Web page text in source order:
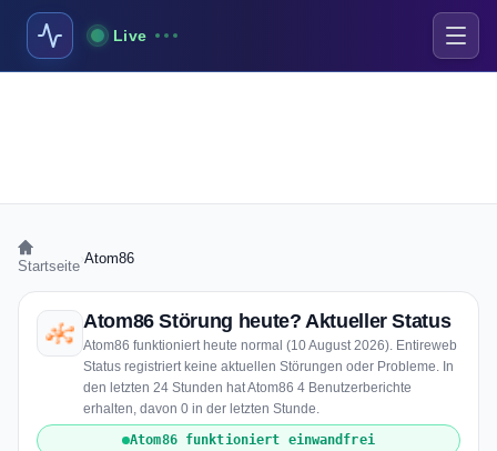
Live
Startseite Atom86
Atom86 Störung heute? Aktueller Status
Atom86 funktioniert heute normal (10 August 2026). Entireweb
Status registriert keine aktuellen Störungen oder Probleme. In
den letzten 24 Stunden hat Atom86 4 Benutzerberichte
erhalten, davon 0 in der letzten Stunde.
Atom86 funktioniert einwandfrei